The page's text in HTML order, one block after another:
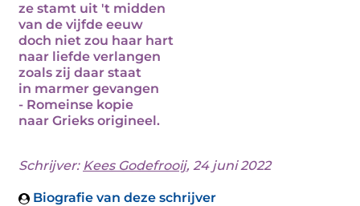
ze stamt uit 't midden
van de vijfde eeuw
doch niet zou haar hart
naar liefde verlangen
zoals zij daar staat
in marmer gevangen
- Romeinse kopie
naar Grieks origineel.
Schrijver: Kees Godefrooij, 24 juni 2022
Biografie van deze schrijver